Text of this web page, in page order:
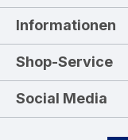
Informationen
Shop-Service
Social Media